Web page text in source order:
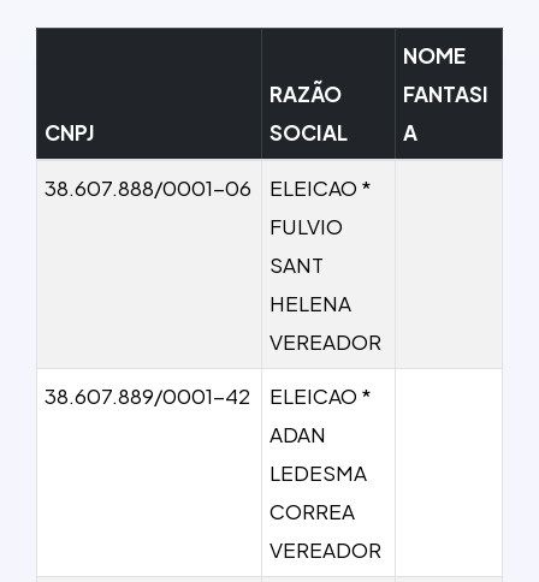
CNPJ
RAZÃO
SOCIAL
NOME
FANTASI
A
38.607.888/0001-06
ELEICAO *
FULVIO
SANT
HELENA
VEREADOR
38.607.889/0001-42
ELEICAO *
ADAN
LEDESMA
CORREA
VEREADOR